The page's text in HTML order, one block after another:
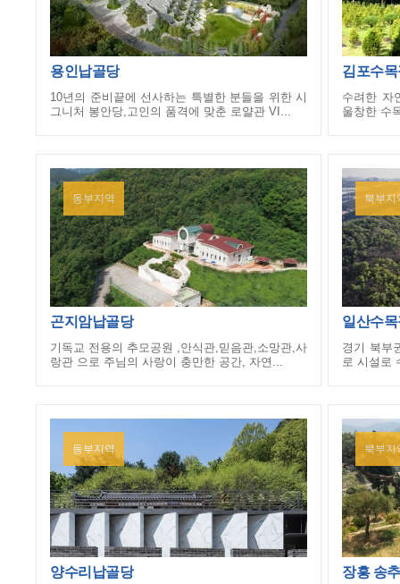
용인납골당
10년의 준비끝에 선사하는 특별한 분들을 위한 시
그니처 봉안당,고인의 품격에 맞춘 로얄관 VI...
동부지역
곤지암납골당
기독교 전용의 추모공원 ,안식관,믿음관,소망관,사
랑관 으로 주님의 사랑이 충만한 공간, 자연...
동부지역
양수리납골당
김포수목
수려한 자
울창한 수
북부지
일산수목
경기 북부
로 시설로
북부지
장흥 송